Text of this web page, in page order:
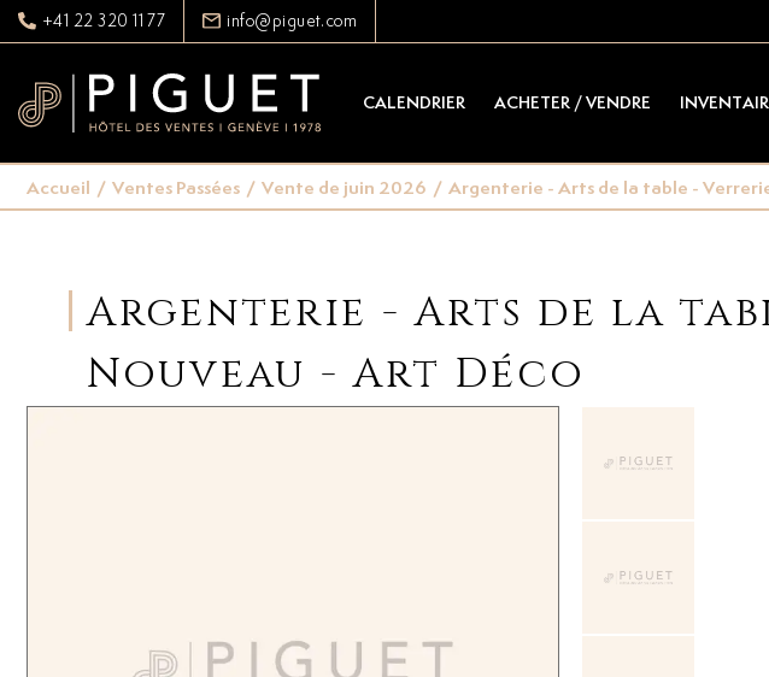
+41 22 320 11 77 info@piguet.com
CALENDRIER ACHETER / VENDRE
Accueil / Ventes Passées / Vente de juin 2026 / Argenterie - Arts de la table -
Argenterie - Arts de la
Nouveau - Art Déco